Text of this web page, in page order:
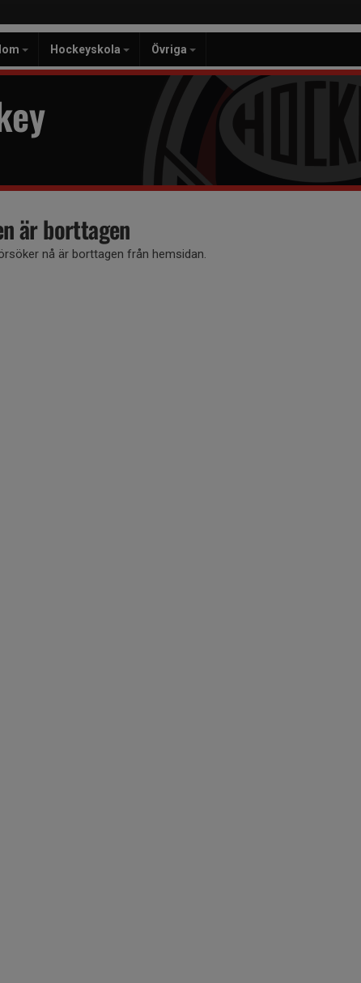
Hockeyskola Övriga
är borttagen
nå är borttagen från hemsidan.